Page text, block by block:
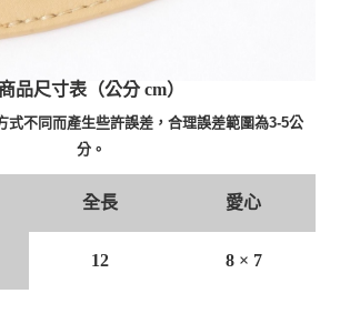
商品尺寸表（公分 cm）
式不同而產生些許誤差，合理誤差範圍為3-5公
分。
全長 愛心
12 8 × 7